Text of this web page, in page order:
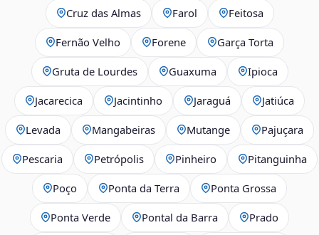
Cruz das Almas Farol Feitosa
Fernão Velho Forene Garça Torta
Gruta de Lourdes Guaxuma Ipioca
Jacarecica Jacintinho Jaraguá Jatiúca
Levada Mangabeiras Mutange Pajuçara
Pescaria Petrópolis Pinheiro Pitanguinha
Poço Ponta da Terra Ponta Grossa
Ponta Verde Pontal da Barra Prado